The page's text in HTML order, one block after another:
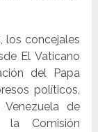
los concejales
El Vaticano
del Papa
políticos,
de
la Comisión